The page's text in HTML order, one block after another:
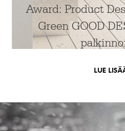
Award: Product
Green GOOD
LUE